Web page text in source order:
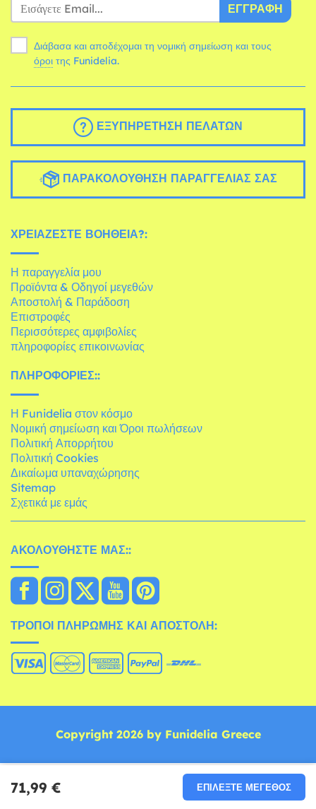
71,99 € ΕΠΙΛΈΞΤΕ ΜΈΓΕΘΟΣ
ΕΓΓΡΑΦΉ
Διάβασα και αποδέχομαι τη νομική σημείωση και τους
όροι της Funidelia.
ΕΞΥΠΗΡΈΤΗΣΗ ΠΕΛΑΤΏΝ
ΠΑΡΑΚΟΛΟΎΘΗΣΗ ΠΑΡΑΓΓΕΛΊΑΣ ΣΑΣ
ΧΡΕΙΆΖΕΣΤΕ ΒΟΉΘΕΙΑ?:
Η παραγγελία μου
Προϊόντα & Οδηγοί μεγεθών
Αποστολή & Παράδοση
Επιστροφές
Περισσότερες αμφιβολίες
πληροφορίες επικοινωνίας
ΠΛΗΡΟΦΟΡΊΕΣ::
Η Funidelia στον κόσμο
Νομική σημείωση και Όροι πωλήσεων
Πολιτική Απορρήτου
Πολιτική Cookies
Δικαίωμα υπαναχώρησης
Sitemap
Σχετικά με εμάς
ΑΚΟΛΟΥΘΉΣΤΕ ΜΑΣ::
ΤΡΌΠΟΙ ΠΛΗΡΩΜΉΣ ΚΑΙ ΑΠΟΣΤΟΛΉ:
Copyright 2026 by Funidelia Greece